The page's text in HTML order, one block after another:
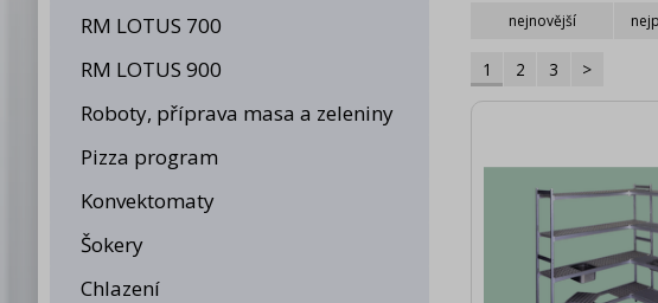
RM LOTUS 700
RM LOTUS 900
Roboty, příprava masa a zeleniny
Pizza program
Konvektomaty
Šokery
Chlazení
nejnovější
1 2 3 >